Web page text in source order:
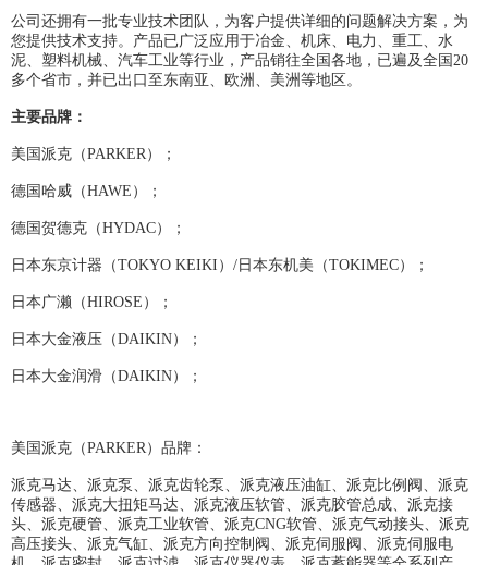
公司还拥有一批专业技术团队，为客户提供详细的问题解决方案，为
您提供技术支持。产品已广泛应用于冶金、机床、电力、重工、水
泥、塑料机械、汽车工业等行业，产品销往全国各地，已遍及全国20
多个省市，并已出口至东南亚、欧洲、美洲等地区。
主要品牌：
美国派克（PARKER）；
德国哈威（HAWE）；
德国贺德克（HYDAC）；
日本东京计器（TOKYO KEIKI）/日本东机美（TOKIMEC）；
日本广濑（HIROSE）；
日本大金液压（DAIKIN）；
日本大金润滑（DAIKIN）；
美国派克（PARKER）品牌：
派克马达、派克泵、派克齿轮泵、派克液压油缸、派克比例阀、派克
传感器、派克大扭矩马达、派克液压软管、派克胶管总成、派克接
头、派克硬管、派克工业软管、派克CNG软管、派克气动接头、派克
高压接头、派克气缸、派克方向控制阀、派克伺服阀、派克伺服电